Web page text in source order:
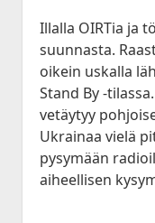
Illalla OIRTia ja
suunnasta.
oikein uskalla
Stand By -
vetäytyy
Ukrainaa vielä
pysymään
aiheellisen